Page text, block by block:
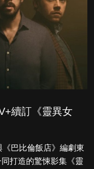
續訂《靈異女
巴比倫飯店》編劇東
打造的驚悚影集《靈